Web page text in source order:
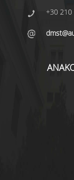
+30 210